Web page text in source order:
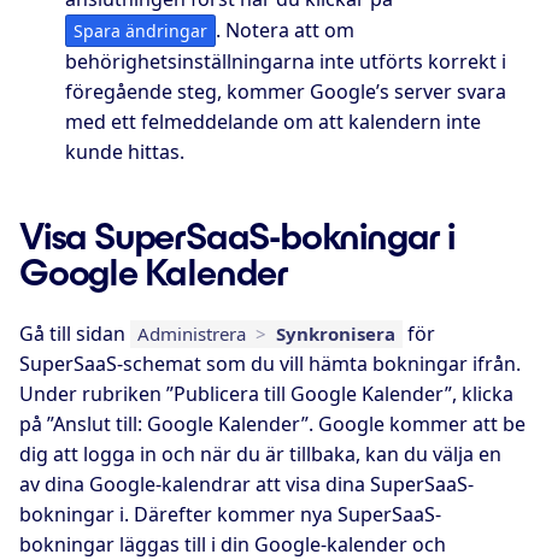
Spara ändringar . Notera att om
behörighetsinställningarna inte utförts korrekt i
föregående steg, kommer Google’s server svara
med ett felmeddelande om att kalendern inte
kunde hittas.
Visa SuperSaaS-bokningar i
Google Kalender
Gå till sidan Administrera > Synkronisera för
SuperSaaS-schemat som du vill hämta bokningar ifrån.
Under rubriken ”Publicera till Google Kalender”, klicka
på ”Anslut till: Google Kalender”. Google kommer att be
dig att logga in och när du är tillbaka, kan du välja en
av dina Google-kalendrar att visa dina SuperSaaS-
bokningar i. Därefter kommer nya SuperSaaS-
bokningar läggas till i din Google-kalender och